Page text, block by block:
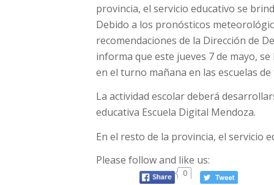
provincia, el servicio educativo se
Debido a los pronósticos
recomendaciones de la Dirección de
informa que este jueves 7 de mayo,
en el turno mañana en las escuelas
La actividad escolar deberá
educativa Escuela Digital Mendoza.
En el resto de la provincia, el servicio
Please follow and like us:
0